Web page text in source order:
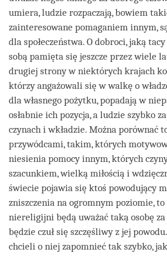
umiera, ludzie rozpaczają, bowiem
zainteresowane pomaganiem innym,
dla społeczeństwa. O dobroci, jaką
sobą pamięta się jeszcze przez wiele
drugiej strony w niektórych krajach
którzy angażowali się w walkę o
dla własnego pożytku, popadają w
osłabnie ich pozycja, a ludzie szybko
czynach i wkładzie. Można porównać
przywódcami, takim, których
niesienia pomocy innym, których
szacunkiem, wielką miłością i
świecie pojawia się ktoś powodujący
zniszczenia na ogromnym poziomie,
niereligijni będą uważać taką osobę
będzie czuł się szczęśliwy z jej
chcieli o niej zapomnieć tak szybko,